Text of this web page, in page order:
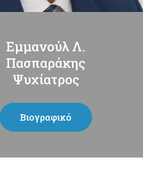
Εμμανούλ Λ.
Πασπαράκης
Ψυχίατρος
Βιογραφικό